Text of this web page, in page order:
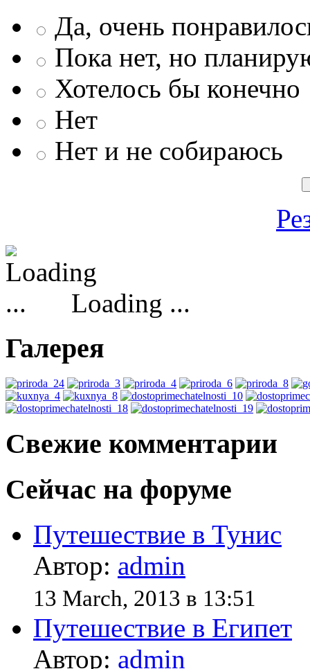
Да, очень
Пока нет, но
Хотелось бы конечно
Нет
Нет и не собираюсь
Loading ...
Галерея
Свежие комментарии
Сейчас на форуме
Путешествие в Тунис
Автор: admin
13 March, 2013 в 13:51
Путешествие в Египет
Автор: admin